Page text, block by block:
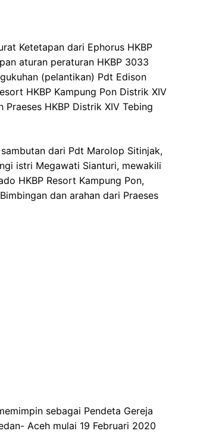
Ketetapan dari Ephorus HKBP
aturan peraturan HKBP 3033
(pelantikan) Pdt Edison
HKBP Kampung Pon Distrik XIV
HKBP Distrik XIV Tebing
dari Pdt Marolop Sitinjak,
istri Megawati Sianturi, mewakili
HKBP Resort Kampung Pon,
dan arahan dari Praeses
sebagai Pendeta Gereja
Aceh mulai 19 Februari 2020